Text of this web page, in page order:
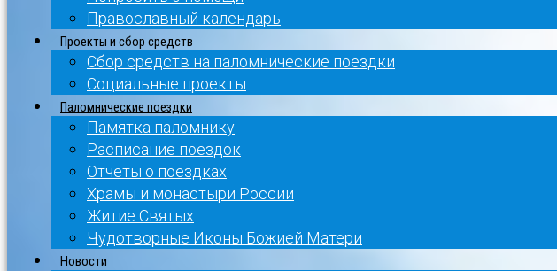
Православный календарь
Проекты и сбор средств
Сбор средств на паломнические поездки
Социальные проекты
Паломнические поездки
Памятка паломнику
Расписание поездок
Отчеты о поездках
Храмы и монастыри России
Житие Святых
Чудотворные Иконы Божией Матери
Новости